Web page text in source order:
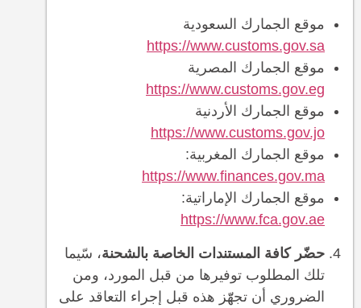
موقع الجمارك السعودية
https://www.customs.gov.sa
موقع الجمارك المصرية
https://www.customs.gov.eg
موقع الجمارك الأردنية
https://www.customs.gov.jo
موقع الجمارك المغربية:
https://www.finances.gov.ma
موقع الجمارك الإماراتية:
https://www.fca.gov.ae
حضّر كافة المستندات الخاصة بالشحنة، سّيما
تلك المطلوب توفيرها من قبل المورد، ومن
الضروري أن تجهّّز هذه قبل إجراء التعاقد على